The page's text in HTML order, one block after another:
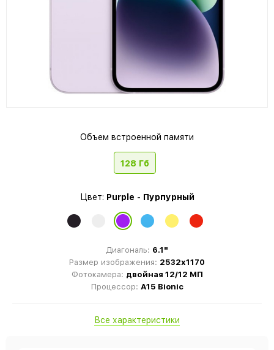
Объем встроенной памяти
128 Гб
Цвет: Purple - Пурпурный
Диагональ: 6.1"
Размер изображения: 2532x1170
Фотокамера: двойная 12/12 МП
Процессор: A15 Bionic
Все характеристики